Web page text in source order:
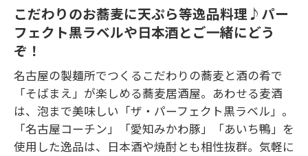
こだわりのお蕎麦に天ぷら等逸品料理♪パー
フェクト黒ラベルや日本酒とご一緒にどう
ぞ！
名古屋の製麺所でつくるこだわりの蕎麦と酒の肴で
「そばまえ」が楽しめる蕎麦居酒屋。あわせる麦酒
は、泡まで美味しい「ザ・パーフェクト黒ラベル」。
「名古屋コーチン」「愛知みかわ豚」「あいち鴨」を
使用した逸品は、日本酒や焼酎とも相性抜群。気軽に